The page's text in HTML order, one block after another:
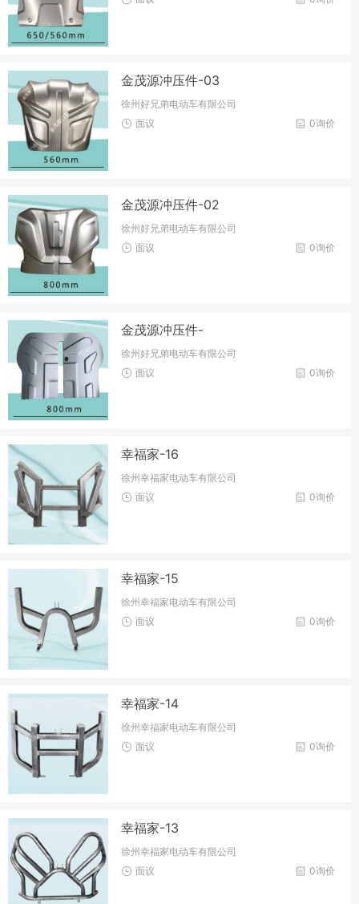
金茂源冲压件-03
徐州好兄弟电动车有限公司
0询价
面议
金茂源冲压件-02
徐州好兄弟电动车有限公司
0询价
面议
金茂源冲压件-
徐州好兄弟电动车有限公司
0询价
面议
幸福家-16
徐州幸福家电动车有限公司
0询价
面议
幸福家-15
徐州幸福家电动车有限公司
0询价
面议
幸福家-14
徐州幸福家电动车有限公司
0询价
面议
幸福家-13
徐州幸福家电动车有限公司
0询价
面议